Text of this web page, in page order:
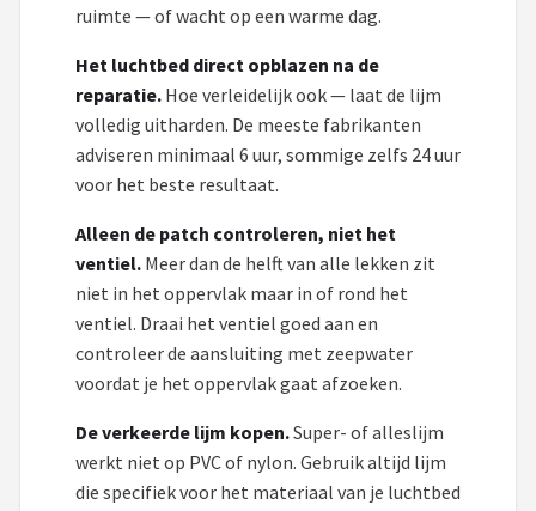
ruimte — of wacht op een warme dag.
Het luchtbed direct opblazen na de
reparatie. Hoe verleidelijk ook — laat de lijm
volledig uitharden. De meeste fabrikanten
adviseren minimaal 6 uur, sommige zelfs 24 uur
voor het beste resultaat.
Alleen de patch controleren, niet het
ventiel. Meer dan de helft van alle lekken zit
niet in het oppervlak maar in of rond het
ventiel. Draai het ventiel goed aan en
controleer de aansluiting met zeepwater
voordat je het oppervlak gaat afzoeken.
De verkeerde lijm kopen.Super- of alleslijm
werkt niet op PVC of nylon. Gebruik altijd lijm
die specifiek voor het materiaal van je luchtbed